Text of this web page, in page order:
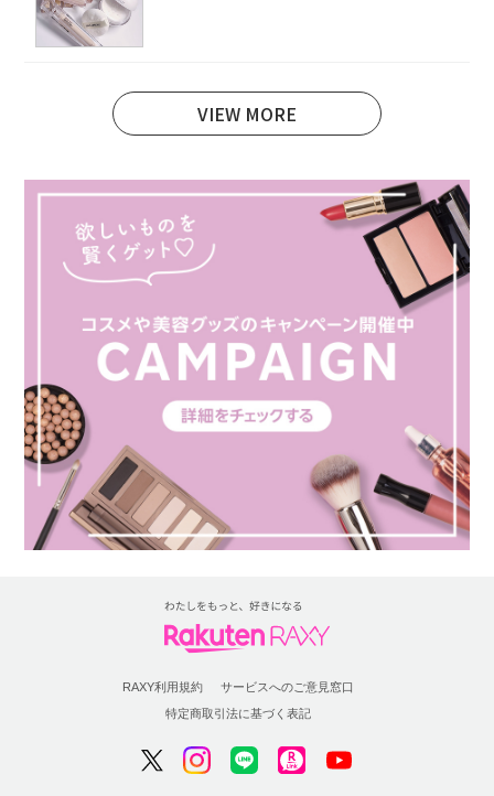
VIEW MORE
RAXY利用規約
サービスへのご意見窓口
特定商取引法に基づく表記